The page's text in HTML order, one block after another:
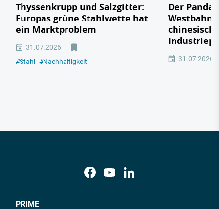
Thyssenkrupp und Salzgitter:
Europas grüne Stahlwette hat
ein Marktproblem
31.07.2026
#Stahl #Nachhaltigkeit
Der Panda
31.07.2026
PRIME